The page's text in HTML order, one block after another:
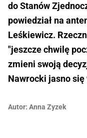
do Stanów
powiedział na
Leśkiewicz.
"jeszcze chwilę
zmieni swoją
Nawrocki jasno
Autor: Anna Zyzek